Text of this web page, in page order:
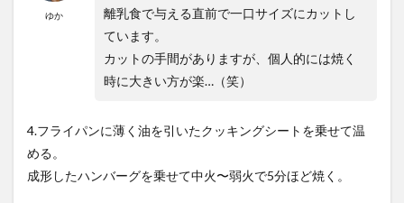
ゆか
離乳食で与える直前で一口サイズにカットし
ています。
カットの手間がありますが、個人的には焼く
時に大きい方が楽…（笑）
4.フライパンに薄く油を引いたクッキングシートを乗せて温
める。
成形したハンバーグを乗せて中火〜弱火で5分ほど焼く。